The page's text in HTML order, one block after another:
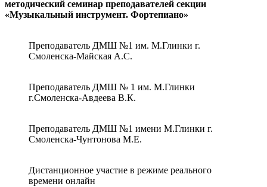
методический семинар преподавателей секции
«Музыкальный инструмент. Фортепиано»
Преподаватель ДМШ №1 им. М.Глинки г.
Смоленска-Майская А.С.
Преподаватель ДМШ № 1 им. М.Глинки
г.Смоленска-Авдеева В.К.
Преподаватель ДМШ №1 имени М.Глинки г.
Смоленска-Чунтонова М.Е.
Дистанционное участие в режиме реального
времени онлайн